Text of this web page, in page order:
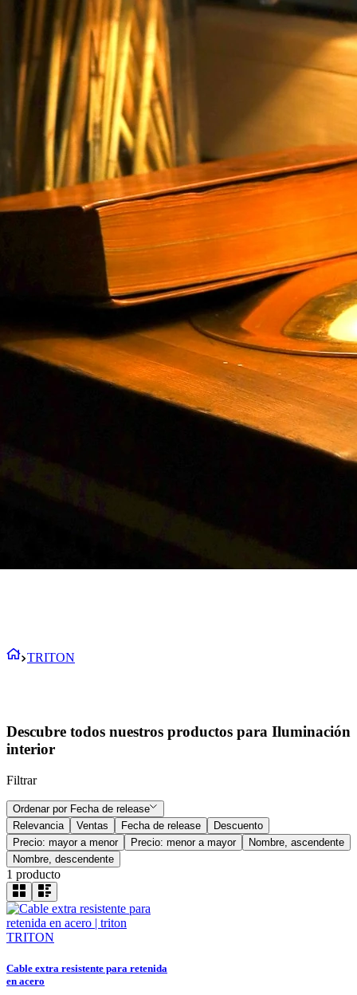
TRITON
Descubre todos nuestros productos para Iluminación
interior
Filtrar
Ordenar por Fecha de release
Relevancia
Ventas Fecha de release
Descuento
Precio: mayor a menor
Precio: menor a mayor
Nombre, ascendente
Nombre, descendente
1 producto
TRITON
Cable extra resistente para retenida
en acero